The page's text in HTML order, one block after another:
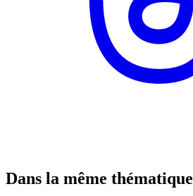
Dans la même thématique